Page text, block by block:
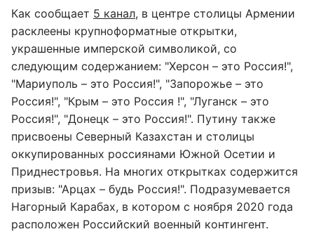
Как сообщает 5 канал, в центре столицы Армении
расклеены крупноформатные открытки,
украшенные имперской символикой, со
следующим содержанием: "Херсон – это Россия!",
"Мариуполь – это Россия!", "Запорожье – это
Россия!", "Крым – это Россия !", "Луганск – это
Россия!", "Донецк – это Россия!". Путину также
присвоены Северный Казахстан и столицы
оккупированных россиянами Южной Осетии и
Приднестровья. На многих открытках содержится
призыв: "Арцах – будь Россия!". Подразумевается
Нагорный Карабах, в котором с ноября 2020 года
расположен Российский военный контингент.